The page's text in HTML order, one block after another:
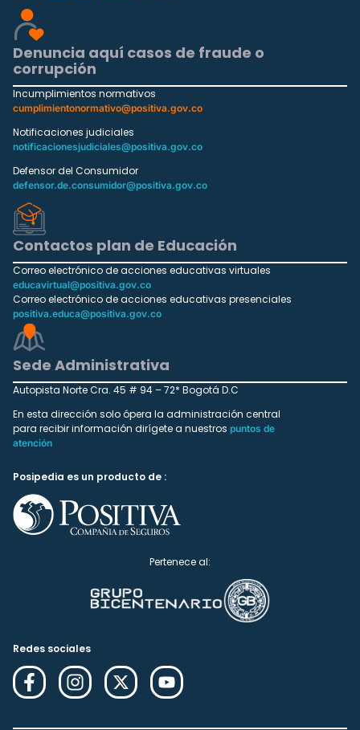
Denuncia aquí casos de fraude o
corrupción
Incumplimientos normativos
cumplimientonormativo@positiva.gov.co
Notificaciones judiciales
notificacionesjudiciales@positiva.gov.co
Defensor del Consumidor
defensor.de.consumidor@positiva.gov.co
Contactos plan de Educación
Correo electrónico de acciones educativas virtuales
educavirtual@positiva.gov.co
Correo electrónico de acciones educativas presenciales
positiva.educa@positiva.gov.co
Sede Administrativa
Autopista Norte Cra. 45 # 94 – 72* Bogotá D.C
En esta dirección solo ópera la administración central
para recibir información dirígete a nuestros puntos de
atención
Posipedia es un producto de :
Pertenece al:
Redes sociales